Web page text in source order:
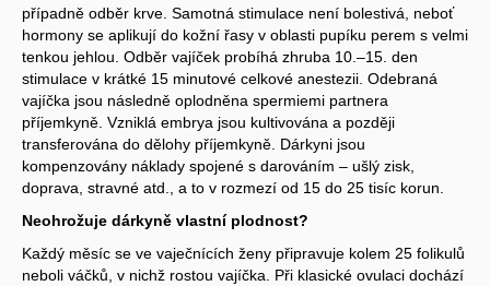
případně odběr krve. Samotná stimulace není bolestivá, neboť
hormony se aplikují do kožní řasy v oblasti pupíku perem s velmi
tenkou jehlou. Odběr vajíček probíhá zhruba 10.–15. den
stimulace v krátké 15 minutové celkové anestezii. Odebraná
vajíčka jsou následně oplodněna spermiemi partnera
příjemkyně. Vzniklá embrya jsou kultivována a později
transferována do dělohy příjemkyně. Dárkyni jsou
kompenzovány náklady spojené s darováním – ušlý zisk,
doprava, stravné atd., a to v rozmezí od 15 do 25 tisíc korun.
Neohrožuje dárkyně vlastní plodnost?
Každý měsíc se ve vaječnících ženy připravuje kolem 25 folikulů
neboli váčků, v nichž rostou vajíčka. Při klasické ovulaci dochází